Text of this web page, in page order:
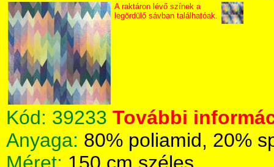
A raktáron lévő színek a
legördülő sávban találhatóak.
Kód: 39233 További
Anyaga: 80% poliamid, 20%